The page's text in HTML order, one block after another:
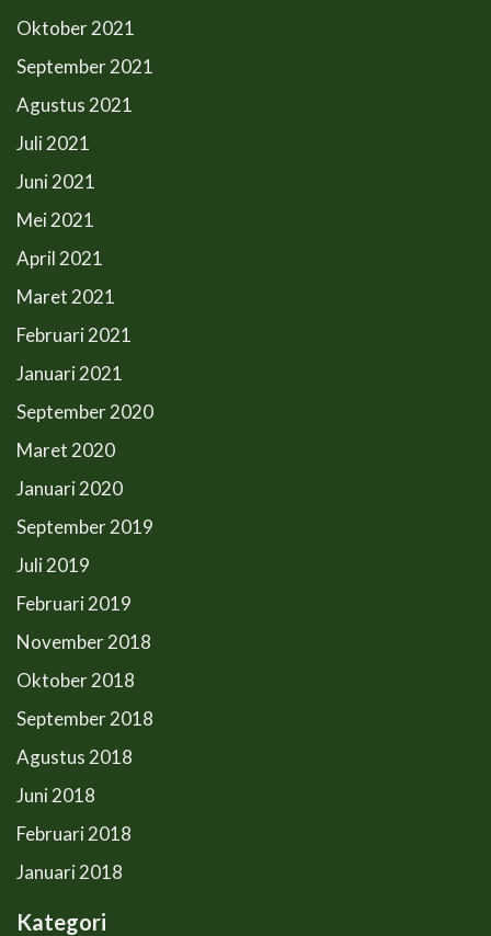
Oktober 2021
September 2021
Agustus 2021
Juli 2021
Juni 2021
Mei 2021
April 2021
Maret 2021
Februari 2021
Januari 2021
September 2020
Maret 2020
Januari 2020
September 2019
Juli 2019
Februari 2019
November 2018
Oktober 2018
September 2018
Agustus 2018
Juni 2018
Februari 2018
Januari 2018
Kategori